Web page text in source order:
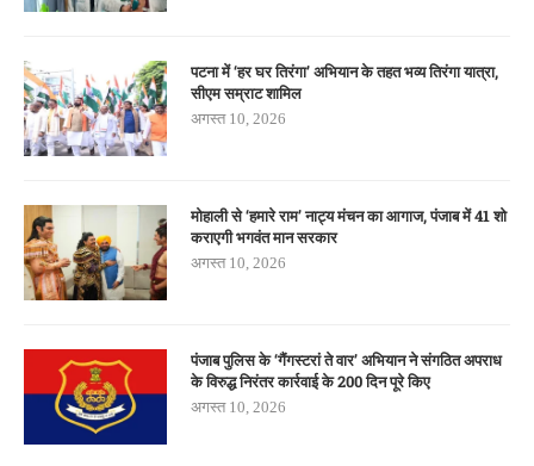
पटना में ‘हर घर तिरंगा’ अभियान के तहत भव्य तिरंगा यात्रा,
सीएम सम्राट शामिल
अगस्त 10, 2026
मोहाली से ‘हमारे राम’ नाट्य मंचन का आगाज, पंजाब में 41 शो
कराएगी भगवंत मान सरकार
अगस्त 10, 2026
पंजाब पुलिस के ‘गैंगस्टरां ते वार’ अभियान ने संगठित अपराध
के विरुद्ध निरंतर कार्रवाई के 200 दिन पूरे किए
अगस्त 10, 2026